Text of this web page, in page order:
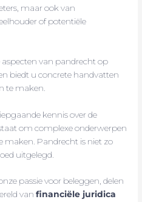
maar ook van
of potentiële
van pandrecht op
biedt u concrete handvatten
te maken.
kennis over de
om complexe onderwerpen
maken. Pandrecht is niet zo
uitgelegd.
passie voor beleggen, delen
vanfinanciële juridica